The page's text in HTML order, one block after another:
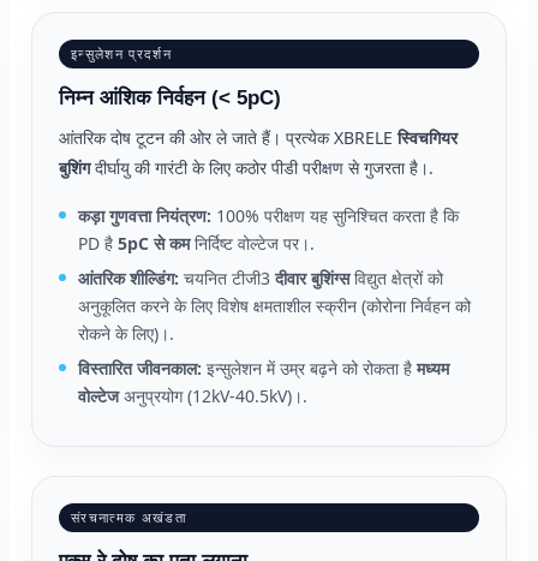
इन्सुलेशन प्रदर्शन
निम्न आंशिक निर्वहन (< 5pC)
आंतरिक दोष टूटन की ओर ले जाते हैं। प्रत्येक XBRELEस्विचगियर
बुशिंगदीर्घायु की गारंटी के लिए कठोर पीडी परीक्षण से गुजरता है।.
कड़ा गुणवत्ता नियंत्रण: 100% परीक्षण यह सुनिश्चित करता है कि
PD है 5pC से कमनिर्दिष्ट वोल्टेज पर।.
आंतरिक शील्डिंग: चयनित टीजी3दीवार बुशिंग्सविद्युत क्षेत्रों को
अनुकूलित करने के लिए विशेष क्षमताशील स्क्रीन (कोरोना निर्वहन को
रोकने के लिए)।.
विस्तारित जीवनकाल: इन्सुलेशन में उम्र बढ़ने को रोकता हैमध्यम
वोल्टेजअनुप्रयोग (12kV-40.5kV)।.
संरचनात्मक अखंडता